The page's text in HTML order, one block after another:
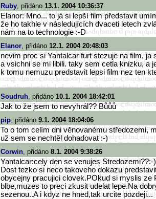
Ruby, přidáno 13.1. 2004 10:36:37
Elanor: Mno... to já si lepší film představit
že ho takhle v následujících dvaceti letech
nám na to technologie :-D
Elanor, přidáno 12.1. 2004 20:48:03
nevim proc si Yantalcar furt stezuje na film, ja
a vsichni se mi libili. taky sem cetla knizku, a
k tomu nemuzu predstavit lepsi film nez ten
Soudruh, přidáno 10.1. 2004 18:42:01
Jak to že jsem to nevyhrál?? Bůůů
pip, přidáno 9.1. 2004 18:04:06
To o tom celím dni věnovanému středozemi,
už sem se nechtěl dohadovat :-)
Corwin, přidáno 8.1. 2004 9:38:26
Yantalcar:cely den se venujes Stredozemi??:-
Dost tezko si neco takoveho dokazu
obycejny pracujici clovek.POkud si myslis ze
blbe,muzes to preci zkusit udelat lepe.Na
sezenou..A i kdyz ne hned,tak urcite pozdeji...